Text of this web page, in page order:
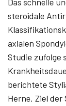
steroidale
axialen
Studie zufolge
berichtete
Herne. Ziel